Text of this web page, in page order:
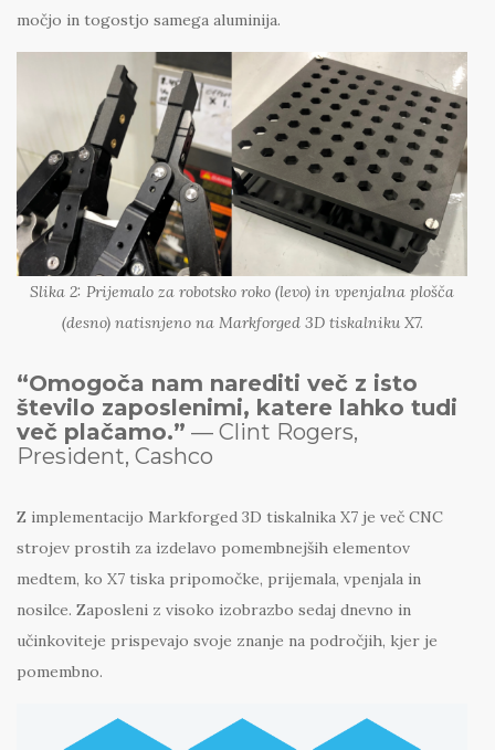
močjo in togostjo samega aluminija.
Slika 2: Prijemalo za robotsko roko (levo) in vpenjalna plošča
(desno) natisnjeno na Markforged 3D tiskalniku X7.
“Omogoča nam narediti več z isto
število zaposlenimi, katere lahko tudi
več plačamo.” — Clint Rogers,
President, Cashco
Z implementacijo Markforged 3D tiskalnika X7 je več CNC
strojev prostih za izdelavo pomembnejših elementov
medtem, ko X7 tiska pripomočke, prijemala, vpenjala in
nosilce. Zaposleni z visoko izobrazbo sedaj dnevno in
učinkoviteje prispevajo svoje znanje na področjih, kjer je
pomembno.